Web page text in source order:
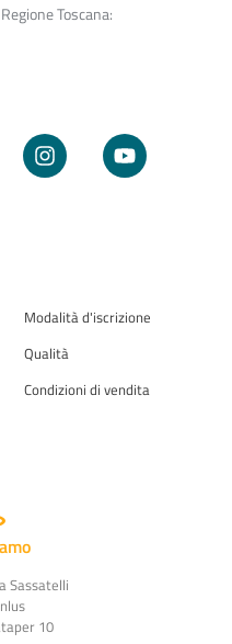
Toscana:
Modalità d'iscrizione
Qualità
Condizioni di vendita
Sassatelli
10